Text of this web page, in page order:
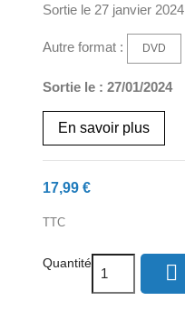
Sortie le 27 janvier 2024
Autre format : DVD
Sortie le : 27/01/2024
En savoir plus
17,99 €
TTC
Quantité 